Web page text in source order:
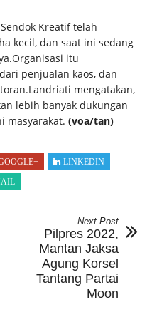
Kreatif telah
kecil, dan saat ini sedang
itu
penjualan kaos, dan
mengatakan,
lebih banyak dukungan
masyarakat. (voa/tan)
LINKEDIN
Next Post
Pilpres 2022,
Mantan Jaksa
Agung Korsel
Tantang Partai
Moon